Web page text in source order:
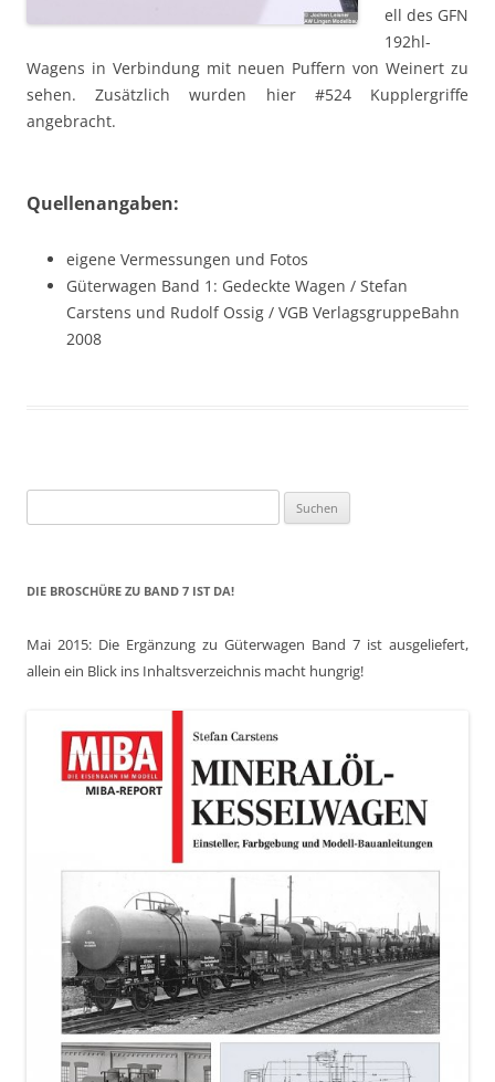
ell des GFN
192hl-
Wagens in Verbindung mit neuen Puffern von Weinert zu
sehen. Zusätzlich wurden hier #524 Kupplergriffe
angebracht.
Quellenangaben:
eigene Vermessungen und Fotos
Güterwagen Band 1: Gedeckte Wagen / Stefan
Carstens und Rudolf Ossig / VGB VerlagsgruppeBahn
2008
nach:
DIE BROSCHÜRE ZU BAND 7 IST DA!
Mai 2015: Die Ergänzung zu Güterwagen Band 7 ist ausgeliefert,
allein ein Blick ins Inhaltsverzeichnis macht hungrig!